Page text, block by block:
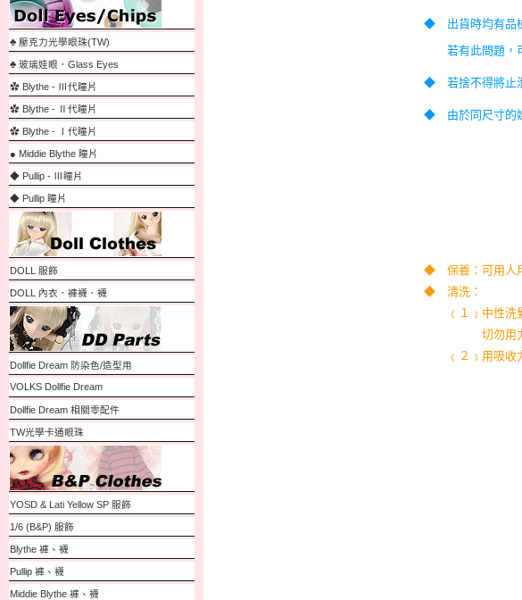
♣ 壓克力光學眼珠(TW)
♣ 玻璃娃眼．Glass Eyes
✿ Blythe - Ⅲ代瞳片
✿ Blythe - Ⅱ代瞳片
✿ Blythe - Ⅰ代瞳片
● Middie Blythe 瞳片
◆ Pullip - Ⅲ瞳片
◆ Pullip 瞳片
DOLL 服飾
DOLL 內衣．褲襪．襪
Dollfie Dream 防染色/造型用
VOLKS Dollfie Dream
Dollfie Dream 相關零配件
TW光學卡通眼珠
YOSD & Lati Yellow SP 服飾
1/6 (B&P) 服飾
Blythe 褲、襪
Pullip 褲、襪
Middie Blythe 褲、襪
◆ 出貨時均有品
若有此問題，
◆ 若捨不得將止
◆ 由於同尺寸的
◆ 保養：可用人
◆ 清洗：
﹙１﹚中性洗
切勿用
﹙２﹚用吸收力